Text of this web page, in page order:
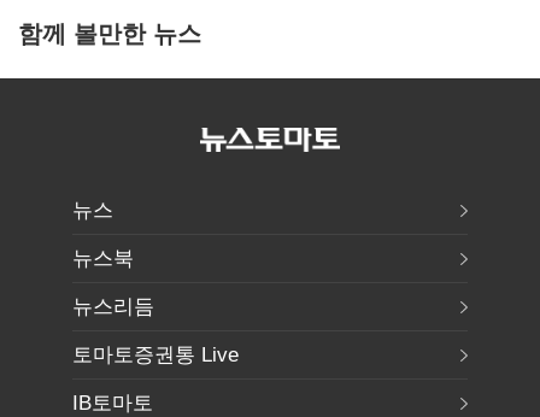
함께 볼만한 뉴스
뉴스
뉴스북
뉴스리듬
토마토증권통 Live
IB토마토